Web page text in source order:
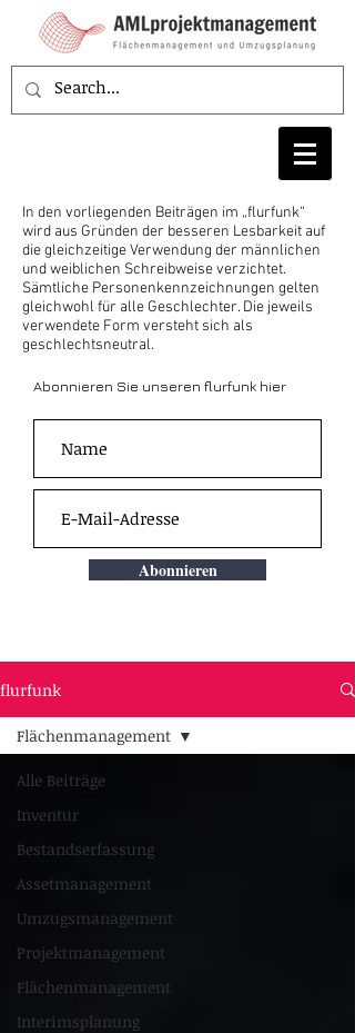
In den vorliegenden Beiträgen im „flurfunk“
wird aus Gründen der besseren Lesbarkeit auf
die gleichzeitige Verwendung der männlichen
und weiblichen Schreibweise verzichtet.
Sämtliche Personenkennzeichnungen gelten
gleichwohl für alle Geschlechter. Die jeweils
verwendete Form versteht sich als
geschlechtsneutral.
Abonnieren Sie unseren flurfunk hier
Abonnieren
flurfunk
Alle Beiträge
Inventur
Bestandserfassung
Assetmanagement
Umzugsmanagement
Projektmanagement
Flächenmanagement
Interimsplanung
Flächenmanagement